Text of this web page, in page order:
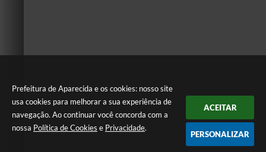
Prefeitura de Aparecida e os cookies: nosso site
usa cookies para melhorar a sua experiência de
navegação. Ao continuar você concorda com a
nossa Política de Cookies e Privacidade.
ACEITAR
PERSONALIZAR